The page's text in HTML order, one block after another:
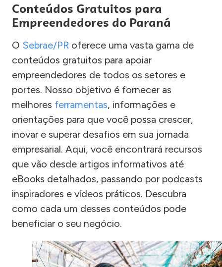
Conteúdos Gratuitos para
Empreendedores do Paraná
O Sebrae/PR oferece uma vasta gama de
conteúdos gratuitos para apoiar
empreendedores de todos os setores e
portes. Nosso objetivo é fornecer as
melhores ferramentas, informações e
orientações para que você possa crescer,
inovar e superar desafios em sua jornada
empresarial. Aqui, você encontrará recursos
que vão desde artigos informativos até
eBooks detalhados, passando por podcasts
inspiradores e vídeos práticos. Descubra
como cada um desses conteúdos pode
beneficiar o seu negócio.